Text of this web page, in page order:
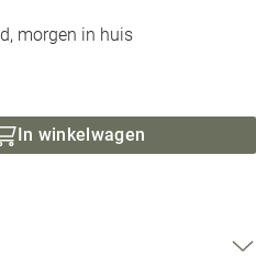
morgen in huis
In winkelwagen